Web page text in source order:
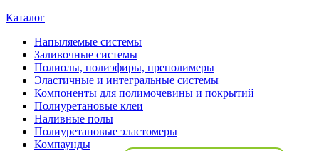
Каталог
Напыляемые системы
Заливочные системы
Полиолы, полиэфиры, преполимеры
Эластичные и интегральные системы
Компоненты для полимочевины и покрытий
Полиуретановые клеи
Наливные полы
Полиуретановые эластомеры
Компаунды